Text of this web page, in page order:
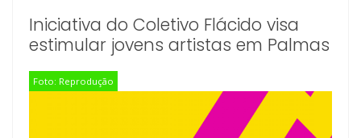
Iniciativa do Coletivo Flácido visa
estimular jovens artistas em Palmas
Foto: Reprodução